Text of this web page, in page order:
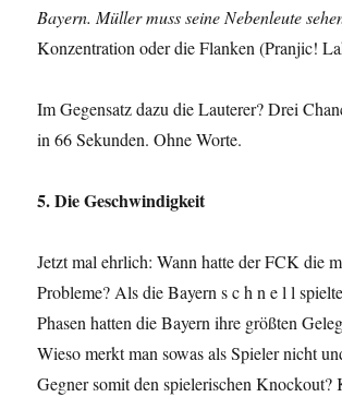
Bayern. Müller muss seine Nebenleute
Konzentration oder die Flanken (Pranjic!
Im Gegensatz dazu die Lauterer? Drei
in 66 Sekunden. Ohne Worte.
5. Die Geschwindigkeit
Jetzt mal ehrlich: Wann hatte der FCK die
Probleme? Als die Bayern s c h n e l l
Phasen hatten die Bayern ihre größten
Wieso merkt man sowas als Spieler nicht
Gegner somit den spielerischen Knockout?